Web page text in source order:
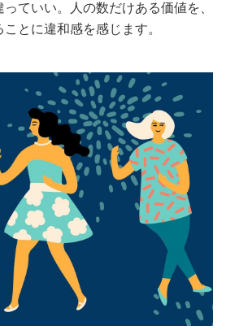
ル
ていい。人の数だけある価値を、
とに違和感を感じます。